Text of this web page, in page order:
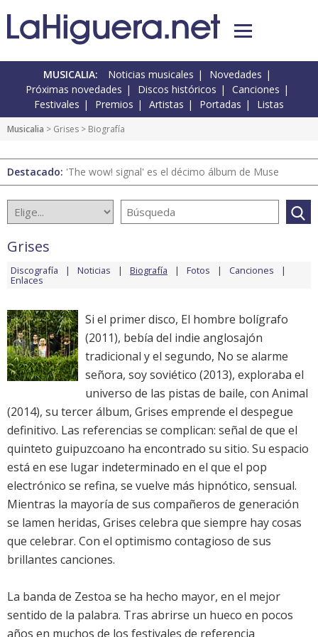
MUSICALIA: Noticias musicales
Novedades
Próximas novedades
Discos históricos
Canciones
Festivales
Premios Artistas Portadas Listas
Musicalia > Grises > Biografía
Destacado: 'The wow! signal' es el décimo álbum de Muse
Grises
Discografía Noticias Biografía Fotos Canciones
Enlaces
Si el primer disco, El hombre bolígrafo
(2011), bebía del indie anglosajón
tradicional y el segundo, No se alarme
señora, soy soviético (2013), exploraba el
universo de las pistas de baile, con Animal
(2014), su tercer álbum, Grises emprende el despegue
definitivo. Las referencias se complican: señal de que el
quinteto guipuzcoano ha encontrado su sitio. Su espacio
está en ese lugar indeterminado en el que el pop
electrónico se refina, se vuelve más hipnótico, sensual.
Mientras la mayoría de sus compañeros de generación
se lamen heridas, Grises celebra que siempre hay cosas
que celebrar. Con el optimismo contagioso de sus
brillantes canciones.
La banda de Zestoa se ha hecho mayor, en el mejor
sentido de la palabra. Tras abrirse un hueco en pocos
años en muchos de los festivales de referencia